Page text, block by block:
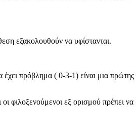
εξακολουθούν να υφίστανται.
πρόβλημα ( 0-3-1) είναι μια πρώτης
φιλοξενούμενοι εξ ορισμού πρέπει να